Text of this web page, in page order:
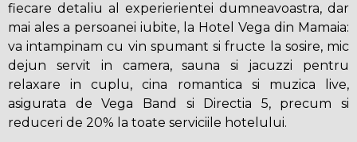
fiecare detaliu al experierientei dumneavoastra, dar
mai ales a persoanei iubite, la Hotel Vega din Mamaia:
va intampinam cu vin spumant si fructe la sosire, mic
dejun servit in camera, sauna si jacuzzi pentru
relaxare in cuplu, cina romantica si muzica live,
asigurata de Vega Band si Directia 5, precum si
reduceri de 20% la toate serviciile hotelului.